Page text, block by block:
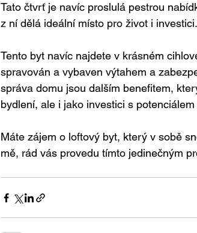
Tato čtvrť je navíc proslulá pestrou
z ní dělá ideální místo pro život i investici.
Tento byt navíc najdete v krásném
spravován a vybaven výtahem a
správa domu jsou dalším benefitem,
bydlení, ale i jako investici s
Máte zájem o loftový byt, který v sobě
mě, rád vás provedu tímto jedinečným